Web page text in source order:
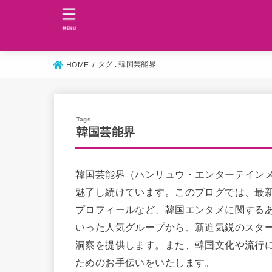
MENU
HOME タグ : 韓国芸能界
韓国芸能界
韓国芸能界（ハンリュウ・エンターテイン
魅了し続けています。このブログでは、最
プロフィールなど、韓国エンタメに関す
いった人気グループから、新進気鋭のスタ
洞察を提供します。また、韓国文化や流行
ためのお手伝いをいたします。